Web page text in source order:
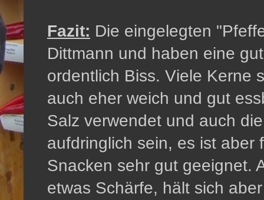
Fazit: Die eingelegten
Dittmann und haben eine
ordentlich Biss. Viele Kerne
auch eher weich und gut
Salz verwendet und auch
aufdringlich sein, es ist aber
Snacken sehr gut geeignet.
etwas Schärfe, hält sich